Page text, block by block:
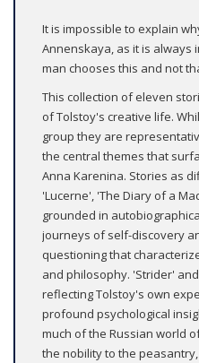
It is impossible to explain
Annenskaya, as it is always
man chooses this and not
This collection of eleven
of Tolstoy's creative life.
group they are
the central themes that
Anna Karenina. Stories as
'Lucerne', 'The Diary of a
grounded in
journeys of self-discovery
questioning that
and philosophy. 'Strider'
reflecting Tolstoy's own
profound psychological
much of the Russian world
the nobility to the